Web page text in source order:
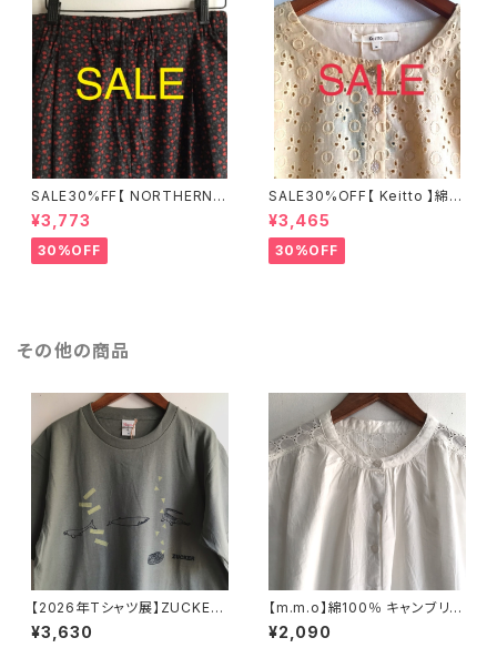
SALE30%FF【 NORTHERN T
RUCK 】綿100% フラワープリ
ントワイドパンツ ブラック×レッ
ド Mサイズ NCBS6184【ノーザ
ントラック】
¥3,773
30%OFF
SALE30%OFF【 Keitto 】綿10
0% オーバーレースシャツ クリ
ームベージュ Mサイズ KBMS6
162【ケイット】
¥3,465
30%OFF
その他の商品
【2026年Tシャツ展】ZUCKER
「古代の生き物達＠大阪 」Tシャ
ツ モスグレー Mサイズ【ハン
¥3,630
【m.m.o】綿100％ キャンブリッ
ク刺繍切替ブラウス ホワイト フ
リーサイズ CLF8349【エムエ
¥2,090